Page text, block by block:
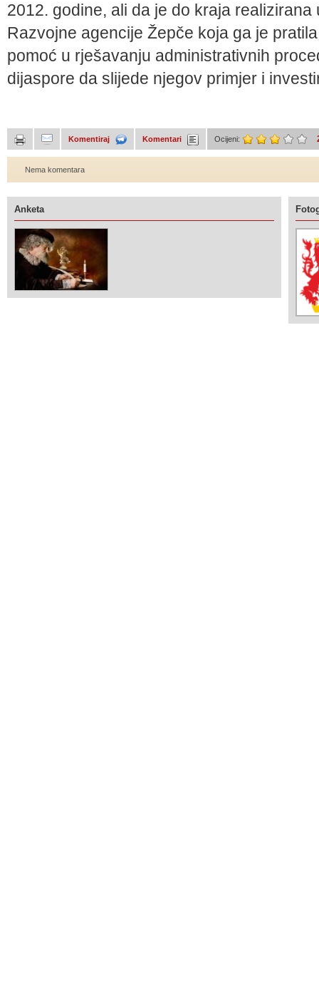
2012. godine, ali da je do kraja
Razvojne agencije Žepče koja ga je
pomoć u rješavanju administrativnih
dijaspore da slijede njegov primjer i
Komentiraj Komentari Ocijeni:
Nema komentara
Anketa